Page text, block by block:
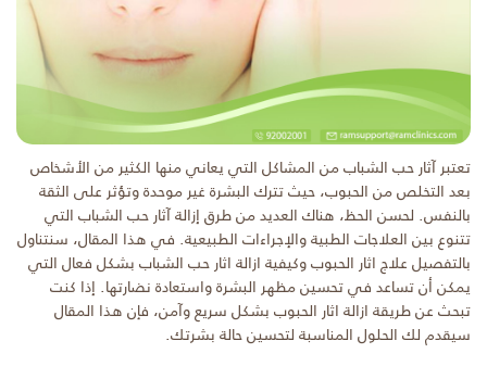
تعتبر آثار حب الشباب من المشاكل التي يعاني منها الكثير من الأشخاص
بعد التخلص من الحبوب، حيث تترك البشرة غير موحدة وتؤثر على الثقة
بالنفس. لحسن الحظ، هناك العديد من طرق إزالة آثار حب الشباب التي
تتنوع بين العلاجات الطبية والإجراءات الطبيعية. في هذا المقال، سنتناول
بالتفصيل علاج اثار الحبوب وكيفية ازالة اثار حب الشباب بشكل فعال التي
يمكن أن تساعد في تحسين مظهر البشرة واستعادة نضارتها. إذا كنت
تبحث عن طريقة ازالة اثار الحبوب بشكل سريع وآمن، فإن هذا المقال
سيقدم لك الحلول المناسبة لتحسين حالة بشرتك.